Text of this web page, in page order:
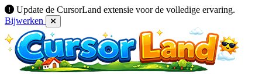
Update de CursorLand extensie voor de volledige ervaring.
Bijwerken